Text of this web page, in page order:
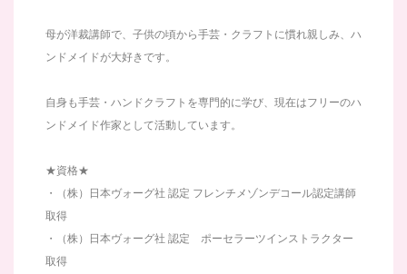
母が洋裁講師で、子供の頃から手芸・クラフトに慣れ親しみ、ハ
ンドメイドが大好きです。
自身も手芸・ハンドクラフトを専門的に学び、現在はフリーのハ
ンドメイド作家として活動しています。
★資格★
・（株）日本ヴォーグ社 認定 フレンチメゾンデコール認定講師
取得
・（株）日本ヴォーグ社 認定 ポーセラーツインストラクター
取得